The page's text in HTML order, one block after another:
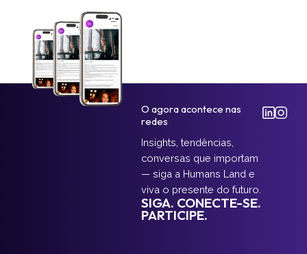
O agora acontece nas
redes
Insights, tendências,
conversas que importam
— siga a Humans Land e
viva o presente do futuro.
SIGA. CONECTE-SE.
PARTICIPE.